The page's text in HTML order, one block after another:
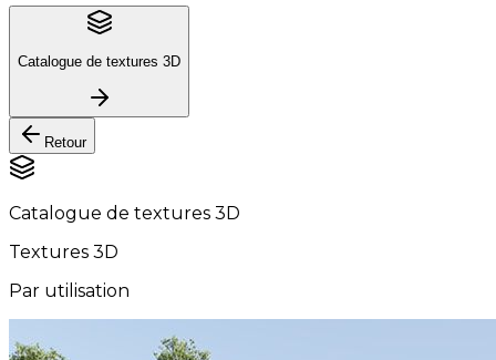
Catalogue de textures 3D
Retour
Catalogue de textures 3D
Textures 3D
Par utilisation